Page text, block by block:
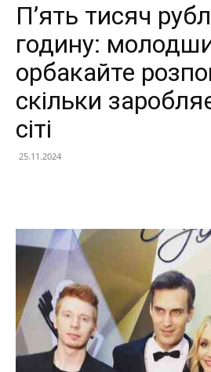
П’ять тисяч
годину:
орбакайте
скільки
сіті
25.11.2024